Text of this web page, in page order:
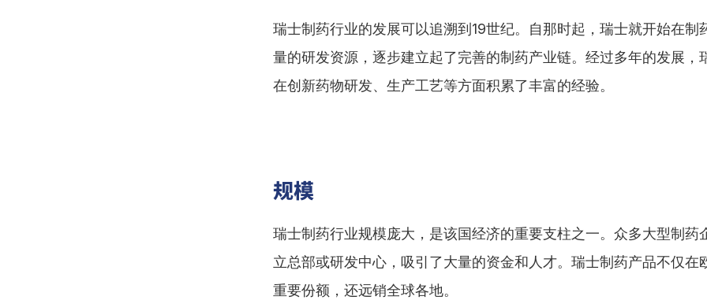
瑞士制药行业的发展可以追溯到19世纪。自那时起，瑞士就开始在制
量的研发资源，逐步建立起了完善的制药产业链。经过多年的发展，
在创新药物研发、生产工艺等方面积累了丰富的经验。
规模
瑞士制药行业规模庞大，是该国经济的重要支柱之一。众多大型制药
立总部或研发中心，吸引了大量的资金和人才。瑞士制药产品不仅在
重要份额，还远销全球各地。